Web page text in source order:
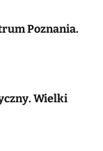
Poznania.
Wielki